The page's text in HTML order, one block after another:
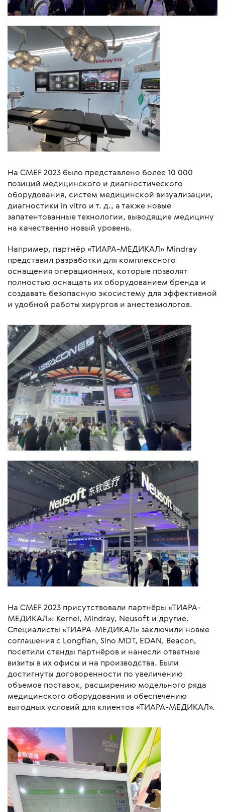
На CMEF 2023 было представлено более 10 000
позиций медицинского и диагностического
оборудования, систем медицинской визуализации,
диагностики in vitro и т. д., а также новые
запатентованные технологии, выводящие медицину
на качественно новый уровень.
Например, партнёр «ТИАРА-МЕДИКАЛ» Mindray
представил разработки для комплексного
оснащения операционных, которые позволят
полностью оснащать их оборудованием бренда и
создавать безопасную экосистему для эффективной
и удобной работы хирургов и анестезиологов.
На CMEF 2023 присутствовали партнёры «ТИАРА-
МЕДИКАЛ»: Kernel, Mindray, Neusoft и другие.
Специалисты «ТИАРА-МЕДИКАЛ» заключили новые
соглашения с Longfian, Sino MDT, EDAN, Beacon,
посетили стенды партнёров и нанесли ответные
визиты в их офисы и на производства. Были
достигнуты договоренности по увеличению
объемов поставок, расширению модельного ряда
медицинского оборудования и обеспечению
выгодных условий для клиентов «ТИАРА-МЕДИКАЛ».